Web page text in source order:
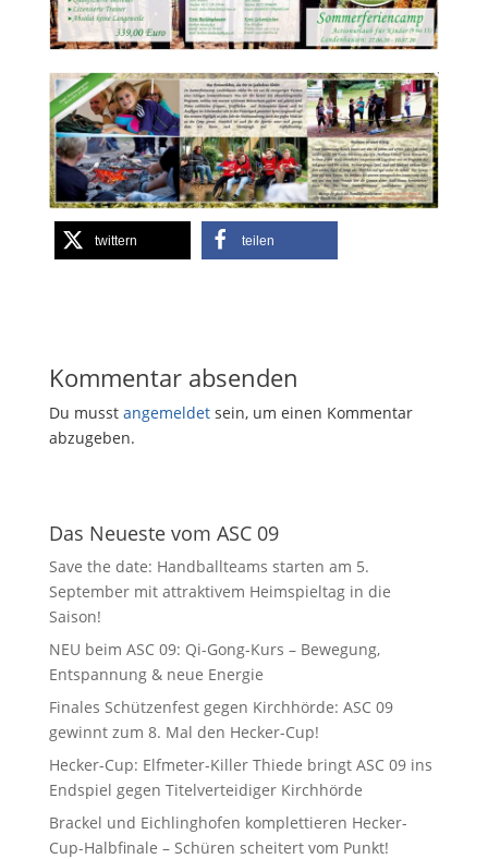
twittern teilen
Kommentar absenden
Du musst angemeldetsein, um einen Kommentar
abzugeben.
Das Neueste vom ASC 09
Save the date: Handballteams starten am 5.
September mit attraktivem Heimspieltag in die
Saison!
NEU beim ASC 09: Qi-Gong-Kurs – Bewegung,
Entspannung & neue Energie
Finales Schützenfest gegen Kirchhörde: ASC 09
gewinnt zum 8. Mal den Hecker-Cup!
Hecker-Cup: Elfmeter-Killer Thiede bringt ASC 09 ins
Endspiel gegen Titelverteidiger Kirchhörde
Brackel und Eichlinghofen komplettieren Hecker-
Cup-Halbfinale – Schüren scheitert vom Punkt!